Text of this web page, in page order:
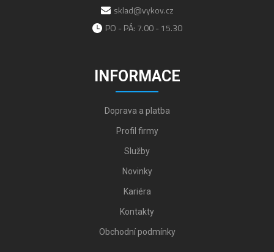
sklad@vykov.cz
PO - PÁ: 7.00 - 15.30
INFORMACE
Doprava a platba
Profil firmy
Služby
Novinky
Kariéra
Kontakty
Obchodní podmínky